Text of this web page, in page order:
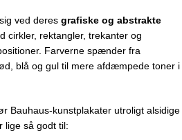
ved deres grafiske og abstrakte
cirkler, rektangler, trekanter og
Farverne spænder fra
blå og gul til mere afdæmpede toner i
Bauhaus-kunstplakater utroligt alsidige
lige så godt til: